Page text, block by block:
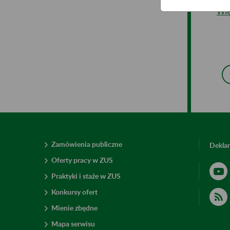
Zamówienia publiczne
Oferty pracy w ZUS
Praktyki i staże w ZUS
Konkursy ofert
Mienie zbędne
Mapa serwisu